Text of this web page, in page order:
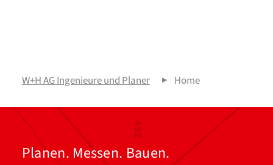
W+H AG Ingenieure und Planer ▶ Home
Planen. Messen. Bauen.